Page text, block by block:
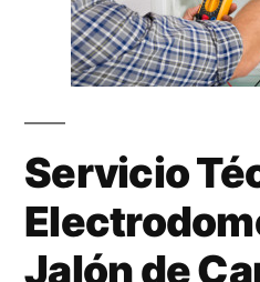
Servicio
Jalón de